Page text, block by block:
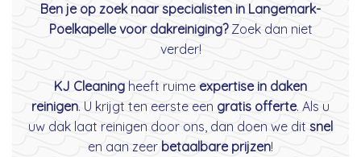
Ben je op zoek naar specialisten in Langemark-
Poelkapelle voor dakreiniging?Zoek dan niet
verder!
KJ Cleaning heeft ruime expertise in daken
reinigen. U krijgt ten eerste een gratis offerte. Als u
uw dak laat reinigen door ons, dan doen we dit snel
en aan zeer betaalbare prijzen!